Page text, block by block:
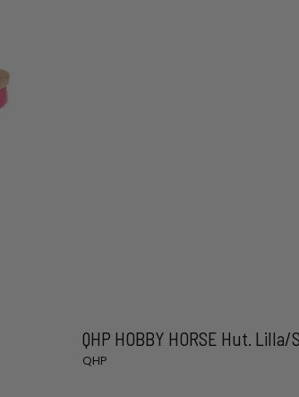
QHP HOBBY HORSE Hut. Lilla/
QHP